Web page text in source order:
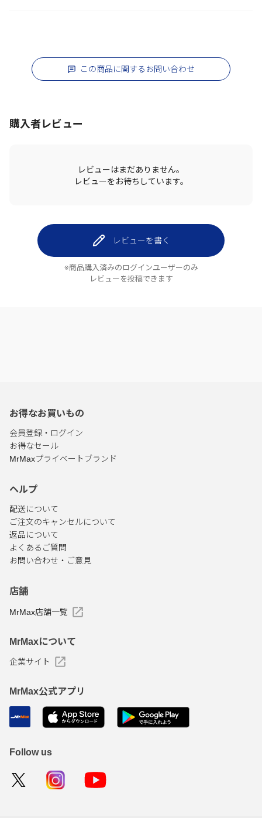
この商品に関するお問い合わせ
購入者レビュー
レビューはまだありません。
レビューをお待ちしています。
レビューを書く
※商品購入済みのログインユーザーのみ
レビューを投稿できます
お得なお買いもの
会員登録・ログイン
お得なセール
MrMaxプライベートブランド
ヘルプ
配送について
ご注文のキャンセルについて
返品について
よくあるご質問
お問い合わせ・ご意見
店舗
MrMax店舗一覧
MrMaxについて
企業サイト
MrMax公式アプリ
Follow us